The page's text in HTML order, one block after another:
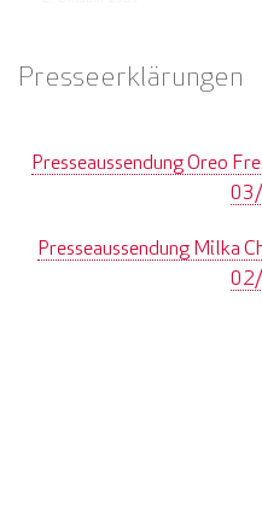
Presseerklärungen
Presseaussendung Oreo
Presseaussendung Milka